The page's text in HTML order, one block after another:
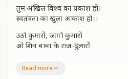
तुम अखिल विश्व का प्रकाश हो।
स्वतंत्रता का खुला आकाश हो।।
उठो कुमारों, जागो कुमारों
ओ शिव बाबा के राज-दुलारों
सागर से भी तुम गहरे हो।।
Read more